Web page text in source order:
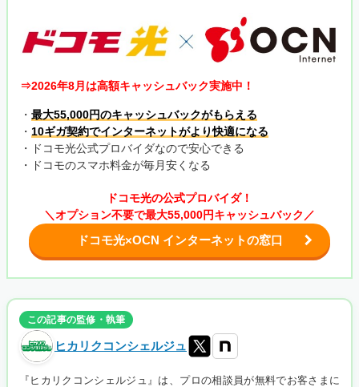
⇒2026年8月は高額キャッシュバック実施中！
・ 最大55,000円のキャッシュバックがもらえる
・ 10ギガ契約でインターネットがより快適になる
・ドコモ光公式プロバイダなので安心できる
・ドコモのスマホ料金が毎月安くなる
ドコモ光の公式プロバイダ！
＼オプション不要で最大55,000円キャッシュバック／
ドコモ光×OCN インターネットの窓口
この記事の監修・執筆
ヒカリクコンシェルジュ
『ヒカリクコンシェルジュ』は、プロの相談員が無料でお客さまに